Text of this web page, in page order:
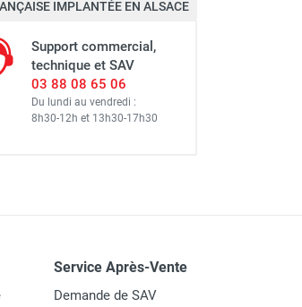
IMPLANTÉE EN ALSACE
Support commercial,
technique et SAV
03 88 08 65 06
Du lundi au vendredi :
8h30-12h et 13h30-17h30
Service Après-Vente
Demande de SAV